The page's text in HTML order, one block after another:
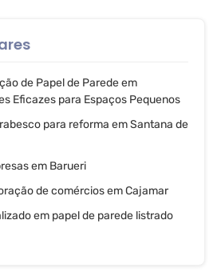
de Papel de Parede em
Eficazes para Espaços Pequenos
para reforma em Santana de
em Barueri
de comércios em Cajamar
em papel de parede listrado